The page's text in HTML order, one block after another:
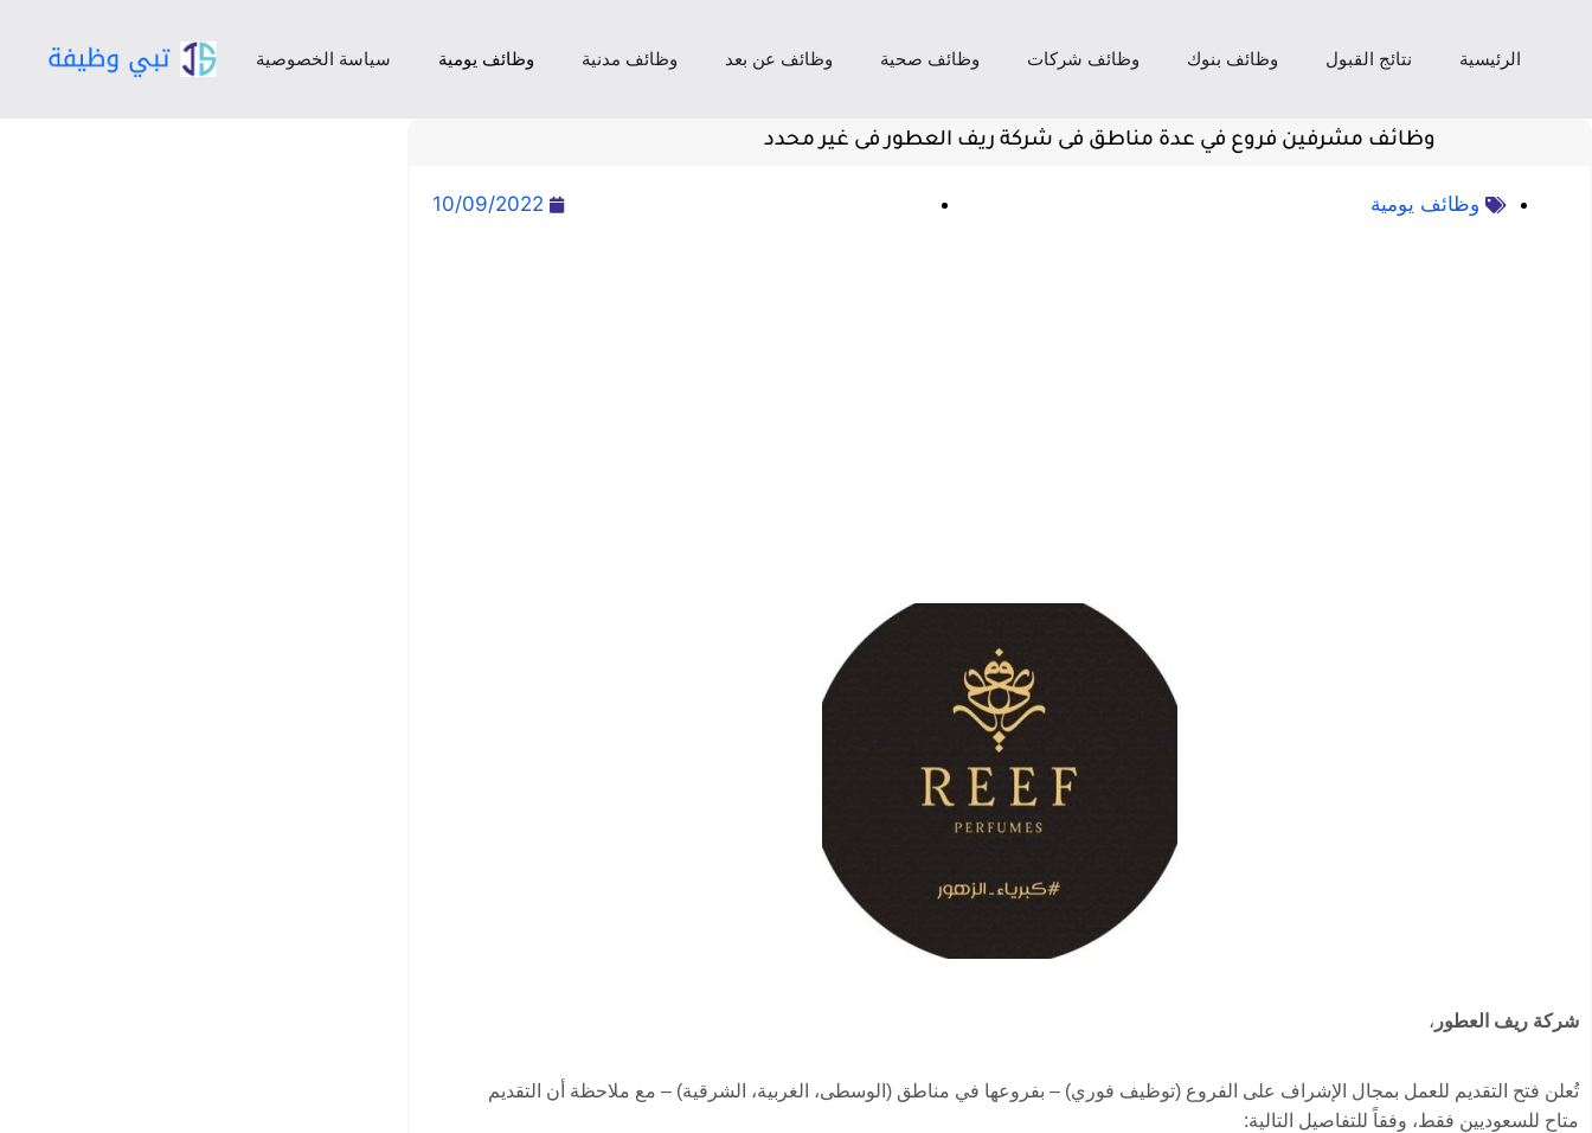
الرئيسية نتائج القبول وظائف بنوك وظائف شركات وظائف صحية وظائف عن بعد وظائف مدنية وظائف يومية سياسة الخصوصية
وظائف مشرفين فروع في عدة مناطق فى شركة ريف العطور فى غير محدد
وظائف يومية 10/09/2022
شركة ريف العطور ،
تُعلن فتح التقديم للعمل بمجال الإشراف على الفروع (توظيف فوري) – بفروعها في مناطق (الوسطى، الغربية، الشرقية) – مع ملاحظة أن التقديم
متاح للسعوديين فقط، وفقاً للتفاصيل التالية: